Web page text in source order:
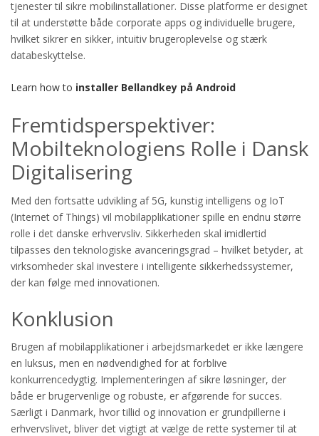
tjenester til sikre mobilinstallationer. Disse platforme er designet
til at understøtte både corporate apps og individuelle brugere,
hvilket sikrer en sikker, intuitiv brugeroplevelse og stærk
databeskyttelse.
Learn how to installer Bellandkey på Android
Fremtidsperspektiver:
Mobilteknologiens Rolle i Dansk
Digitalisering
Med den fortsatte udvikling af 5G, kunstig intelligens og IoT
(Internet of Things) vil mobilapplikationer spille en endnu større
rolle i det danske erhvervsliv. Sikkerheden skal imidlertid
tilpasses den teknologiske avanceringsgrad – hvilket betyder, at
virksomheder skal investere i intelligente sikkerhedssystemer,
der kan følge med innovationen.
Konklusion
Brugen af mobilapplikationer i arbejdsmarkedet er ikke længere
en luksus, men en nødvendighed for at forblive
konkurrencedygtig. Implementeringen af sikre løsninger, der
både er brugervenlige og robuste, er afgørende for succes.
Særligt i Danmark, hvor tillid og innovation er grundpillerne i
erhvervslivet, bliver det vigtigt at vælge de rette systemer til at